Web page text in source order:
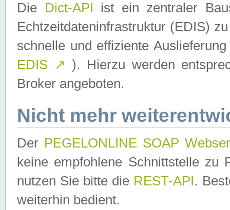
Die Dict-API ist ein zentraler
Echtzeitdateninfrastruktur (EDIS)
schnelle und effiziente
EDIS ↗ ). Hierzu werden
Broker angeboten.
Nicht mehr
Der PEGELONLINE SOAP
keine empfohlene Schnittstelle zu
nutzen Sie bitte die REST-API.
weiterhin bedient.